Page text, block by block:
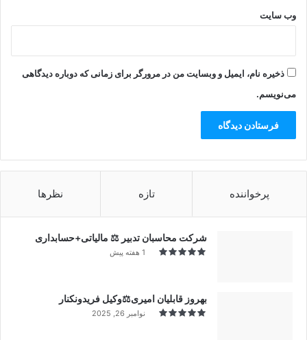
وب‌ سایت
ذخیره نام، ایمیل و وبسایت من در مرورگر برای زمانی که دوباره دیدگاهی
می‌نویسم.
پرخواننده تازه نظرها
شرکت محاسبان تدبیر ⚖️ مالیاتی+حسابداری
1 هفته پیش
بهروز قابلیان امیری⚖️وکیل فریدونکنار
نوامبر 26, 2025